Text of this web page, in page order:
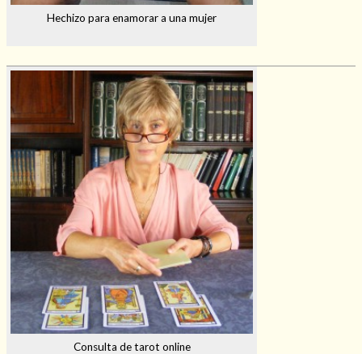
Hechizo para enamorar a una mujer
Consulta de tarot online